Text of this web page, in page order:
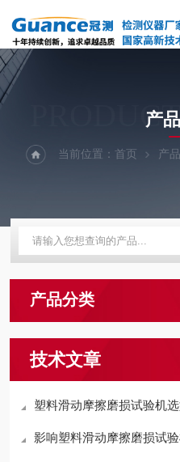
产
当前位置： 首页 产
产品分类
技术文章
塑料滑动摩擦磨损试验机
影响塑料滑动摩擦磨损试